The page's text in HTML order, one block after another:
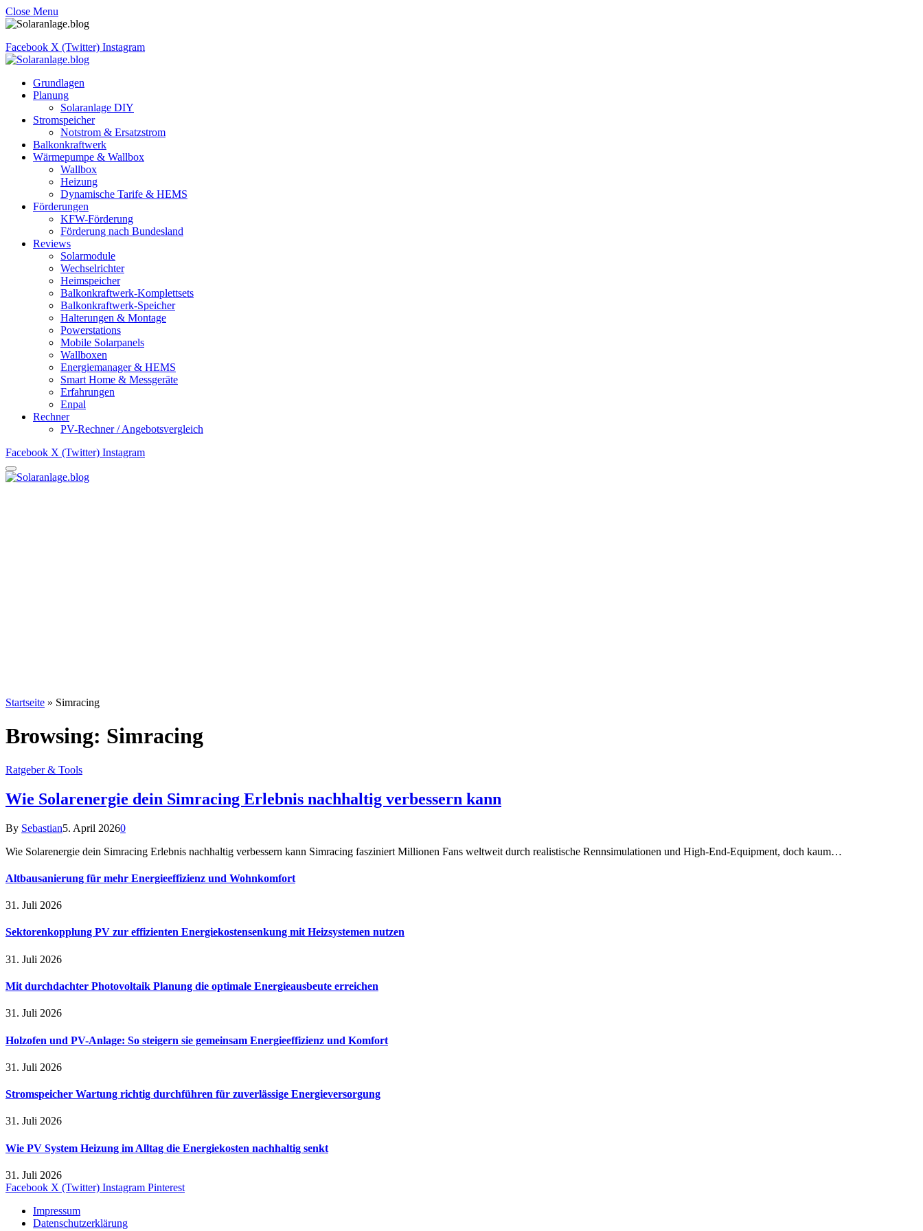
Close Menu
Facebook X (Twitter) Instagram
Grundlagen
Planung
Solaranlage DIY
Stromspeicher
Notstrom & Ersatzstrom
Balkonkraftwerk
Wärmepumpe & Wallbox
Wallbox
Heizung
Dynamische Tarife & HEMS
Förderungen
KFW-Förderung
Förderung nach Bundesland
Reviews
Solarmodule
Wechselrichter
Heimspeicher
Balkonkraftwerk-Komplettsets
Balkonkraftwerk-Speicher
Halterungen & Montage
Powerstations
Mobile Solarpanels
Wallboxen
Energiemanager & HEMS
Smart Home & Messgeräte
Erfahrungen
Enpal
Rechner
PV-Rechner / Angebotsvergleich
Facebook X (Twitter) Instagram
Startseite » Simracing
Browsing: Simracing
Ratgeber & Tools
Wie Solarenergie dein Simracing Erlebnis nachhaltig verbessern kann
By Sebastian5. April 20260
Wie Solarenergie dein Simracing Erlebnis nachhaltig verbessern kann Simracing fasziniert Millionen Fans weltweit durch realistische Rennsimulationen und High-End-Equipment, doch kaum…
Altbausanierung für mehr Energieeffizienz und Wohnkomfort
31. Juli 2026
Sektorenkopplung PV zur effizienten Energiekostensenkung mit Heizsystemen nutzen
31. Juli 2026
Mit durchdachter Photovoltaik Planung die optimale Energieausbeute erreichen
31. Juli 2026
Holzofen und PV-Anlage: So steigern sie gemeinsam Energieeffizienz und Komfort
31. Juli 2026
Stromspeicher Wartung richtig durchführen für zuverlässige Energieversorgung
31. Juli 2026
Wie PV System Heizung im Alltag die Energiekosten nachhaltig senkt
31. Juli 2026
Facebook X (Twitter) Instagram Pinterest
Impressum
Datenschutzerklärung